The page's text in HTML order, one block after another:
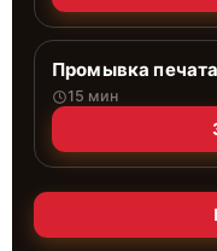
Промывка
15 мин